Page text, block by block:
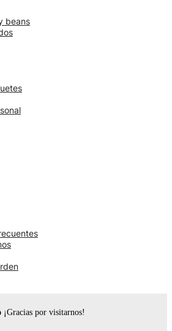
beans
¡Gracias por visitarnos!